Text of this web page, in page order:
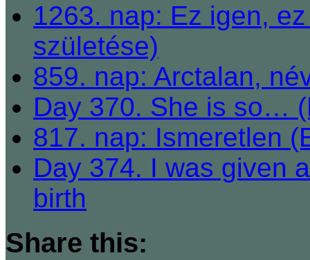
1263. nap: Ez igen,
születése)
859. nap: Arctalan,
Day 370. She is so…
817. nap: Ismeretlen
Day 374. I was given
birth
Share this: